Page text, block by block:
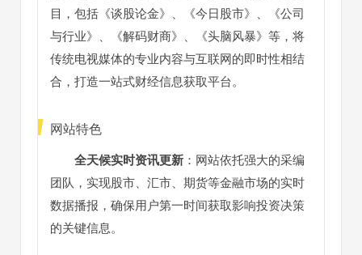
目，包括《谈股论金》、《今日股市》、《公司
与行业》、《解码财商》、《头脑风暴》等，将
传统电视媒体的专业内容与互联网的即时性相结
合，打造一站式财经信息获取平台。
网站特色
全天候实时资讯更新 ：网站依托强大的采编
团队，实现股市、汇市、期货等金融市场的实时
数据播报，确保用户第一时间获取影响投资决策
的关键信息。